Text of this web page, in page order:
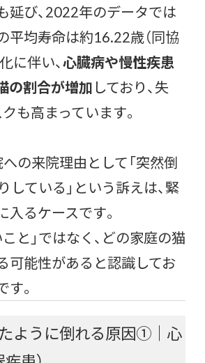
延び、2022年のデータでは
平均寿命は約16.22歳（同協
に伴い、心臓病や慢性疾患
の割合が増加 しており、失
も高まっています。
への来院理由として「突然倒
している」という訴えは、緊
るケースです。
と」ではなく、どの家庭の猫
可能性があると認識してお
。
ように倒れる原因①｜心